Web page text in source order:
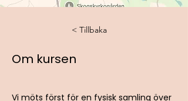
< Tillbaka
Om kursen
Vi möts först för en fysisk samling över